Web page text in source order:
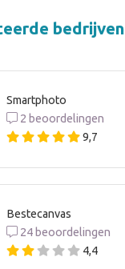
bedrijven
Smartphoto
2 beoordelingen
9,7
Bestecanvas
24 beoordelingen
4,4